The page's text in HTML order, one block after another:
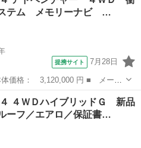
ステム メモリーナビ …
提携サイト 7月28日
４ ■ グレード名： アドベン
テム メモリーナビ バックカメ
４ ４ＷＤハイブリッドＧ 新品
ーフ／エアロ／保証書…